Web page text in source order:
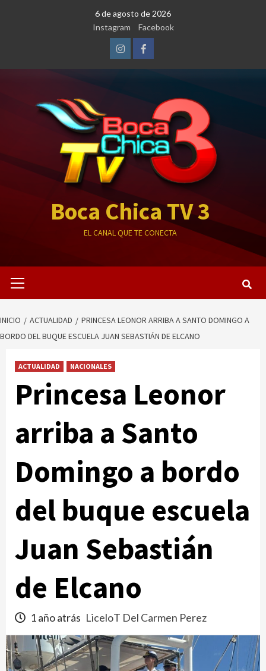
6 de agosto de 2026
Instagram
Facebook
InstagramFacebook
Boca Chica TV 3
EL CANAL QUE TE CONECTA
primario
INICIO ACTUALIDAD
PRINCESA LEONOR ARRIBA A SANTO DOMINGO A
BORDO DEL BUQUE ESCUELA JUAN SEBASTIÁN DE ELCANO
ACTUALIDAD NACIONALES
Princesa Leonor
arriba a Santo
Domingo a bordo
del buque escuela
Juan Sebastián
de Elcano
1 año atrás LiceloT Del Carmen Perez